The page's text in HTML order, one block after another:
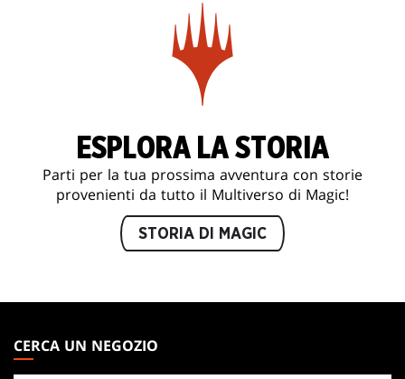
ESPLORA LA STORIA
Parti per la tua prossima avventura con storie
provenienti da tutto il Multiverso di Magic!
STORIA DI MAGIC
THE
GATHERING
CERCA UN NEGOZIO